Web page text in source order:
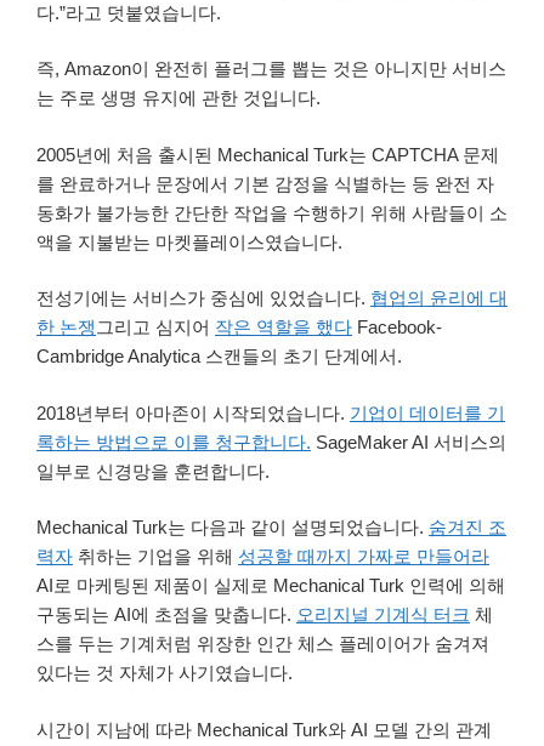
다.”라고 덧붙였습니다.
즉, Amazon이 완전히 플러그를 뽑는 것은 아니지만 서비스
는 주로 생명 유지에 관한 것입니다.
2005년에 처음 출시된 Mechanical Turk는 CAPTCHA 문제
를 완료하거나 문장에서 기본 감정을 식별하는 등 완전 자
동화가 불가능한 간단한 작업을 수행하기 위해 사람들이 소
액을 지불받는 마켓플레이스였습니다.
전성기에는 서비스가 중심에 있었습니다. 협업의 윤리에 대
한 논쟁 그리고 심지어 작은 역할을 했다 Facebook-
Cambridge Analytica 스캔들의 초기 단계에서.
2018년부터 아마존이 시작되었습니다. 기업이 데이터를 기
록하는 방법으로 이를 청구합니다. SageMaker AI 서비스의
일부로 신경망을 훈련합니다.
Mechanical Turk는 다음과 같이 설명되었습니다. 숨겨진 조
력자 취하는 기업을 위해 성공할 때까지 가짜로 만들어라
AI로 마케팅된 제품이 실제로 Mechanical Turk 인력에 의해
구동되는 AI에 초점을 맞춥니다. 오리지널 기계식 터크 체
스를 두는 기계처럼 위장한 인간 체스 플레이어가 숨겨져
있다는 것 자체가 사기였습니다.
시간이 지남에 따라 Mechanical Turk와 AI 모델 간의 관계